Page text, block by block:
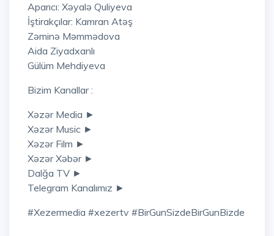
Aparıcı: Xəyalə Quliyeva
İştirakçılar: Kamran Atəş
Zəminə Məmmədova
Aida Ziyadxanlı
Gülüm Mehdiyeva
Bizim Kanallar :
Xəzər Media ►
Xəzər Music ►
Xəzər Film ►
Xəzər Xəbər ►
Dalğa TV ►
Telegram Kanalımız ►
#xezermedia #xezertv #BirGunSizdeBirGunBizde